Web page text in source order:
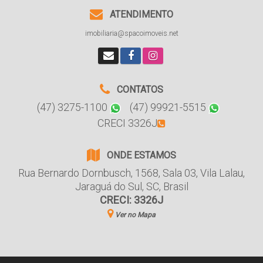
ATENDIMENTO
imobiliaria@spacoimoveis.net
CONTATOS
(47) 3275-1100
(47) 99921-5515
CRECI 3326J
ONDE ESTAMOS
Rua Bernardo Dornbusch, 1568, Sala 03, Vila Lalau,
Jaraguá do Sul , SC, Brasil
CRECI: 3326J
Ver no Mapa